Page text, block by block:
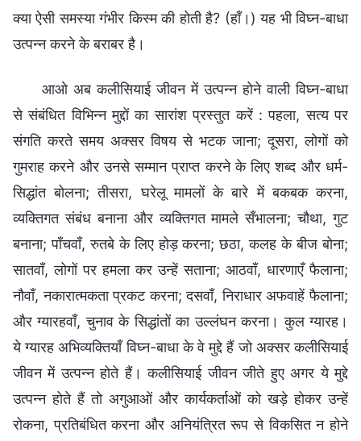
क्या ऐसी समस्या गंभीर किस्म की होती है? (हाँ।) यह भी विघ्न-बाधा
उत्पन्न करने के बराबर है।
आओ अब कलीसियाई जीवन में उत्पन्न होने वाली विघ्न-बाधा
से संबंधित विभिन्न मुद्दों का सारांश प्रस्तुत करें : पहला, सत्य पर
संगति करते समय अक्सर विषय से भटक जाना; दूसरा, लोगों को
गुमराह करने और उनसे सम्मान प्राप्त करने के लिए शब्द और धर्म-
सिद्धांत बोलना; तीसरा, घरेलू मामलों के बारे में बकबक करना,
व्यक्तिगत संबंध बनाना और व्यक्तिगत मामले सँभालना; चौथा, गुट
बनाना; पाँचवाँ, रुतबे के लिए होड़ करना; छठा, कलह के बीज बोना;
सातवाँ, लोगों पर हमला कर उन्हें सताना; आठवाँ, धारणाएँ फैलाना;
नौवाँ, नकारात्मकता प्रकट करना; दसवाँ, निराधार अफवाहें फैलाना;
और ग्यारहवाँ, चुनाव के सिद्धांतों का उल्लंघन करना। कुल ग्यारह।
ये ग्यारह अभिव्यक्तियाँ विघ्न-बाधा के वे मुद्दे हैं जो अक्सर कलीसियाई
जीवन में उत्पन्न होते हैं। कलीसियाई जीवन जीते हुए अगर ये मुद्दे
उत्पन्न होते हैं तो अगुआओं और कार्यकर्ताओं को खड़े होकर उन्हें
रोकना, प्रतिबंधित करना और अनियंत्रित रूप से विकसित न होने